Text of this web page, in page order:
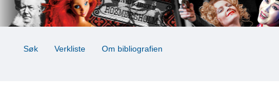
Søk Verkliste Om bibliografien